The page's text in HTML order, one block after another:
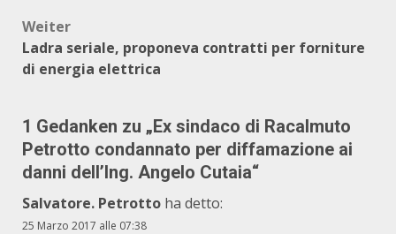
Weiter
Ladra seriale, proponeva contratti per forniture
di energia elettrica
1 Gedanken zu „Ex sindaco di Racalmuto
Petrotto condannato per diffamazione ai
danni dell’Ing. Angelo Cutaia“
Salvatore. Petrotto ha detto:
25 Marzo 2017 alle 07:38